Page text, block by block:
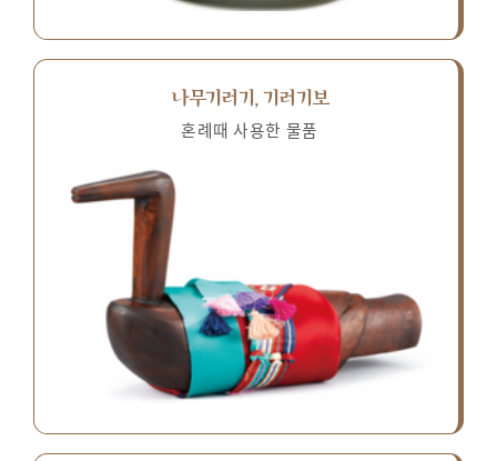
나무기러기, 기러기보
혼례때 사용한 물품